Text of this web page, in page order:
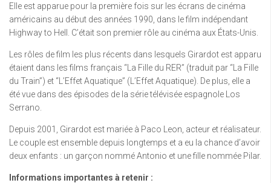
Elle est apparue pour la première fois sur les écrans de cinéma
américains au début des années 1990, dans le film indépendant
Highway to Hell. C’était son premier rôle au cinéma aux États-Unis.
Les rôles de film les plus récents dans lesquels Girardot est apparu
étaient dans les films français “La Fille du RER” (traduit par “La Fille
du Train”) et “L’Effet Aquatique” (L’Effet Aquatique). De plus, elle a
été vue dans des épisodes de la série télévisée espagnole Los
Serrano.
Depuis 2001, Girardot est mariée à Paco Leon, acteur et réalisateur.
Le couple est ensemble depuis longtemps et a eu la chance d’avoir
deux enfants : un garçon nommé Antonio et une fille nommée Pilar.
Informations importantes à retenir :